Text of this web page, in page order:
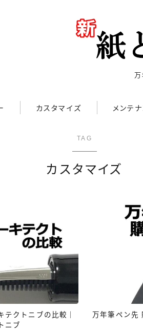
万
カスタマイズ メンテナ
キーワー
3,000円以下
20,001円～
アズバイン［
エスターブル
クリスエール
デルタ［DELTA
TAG
カスタマイズ
テクトニブの比較｜
ニブ
万年筆ペン先